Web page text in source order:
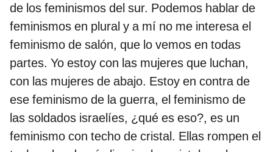
de los feminismos del sur. Podemos hablar de
feminismos en plural y a mí no me interesa el
feminismo de salón, que lo vemos en todas
partes. Yo estoy con las mujeres que luchan,
con las mujeres de abajo. Estoy en contra de
ese feminismo de la guerra, el feminismo de
las soldados israelíes, ¿qué es eso?, es un
feminismo con techo de cristal. Ellas rompen el